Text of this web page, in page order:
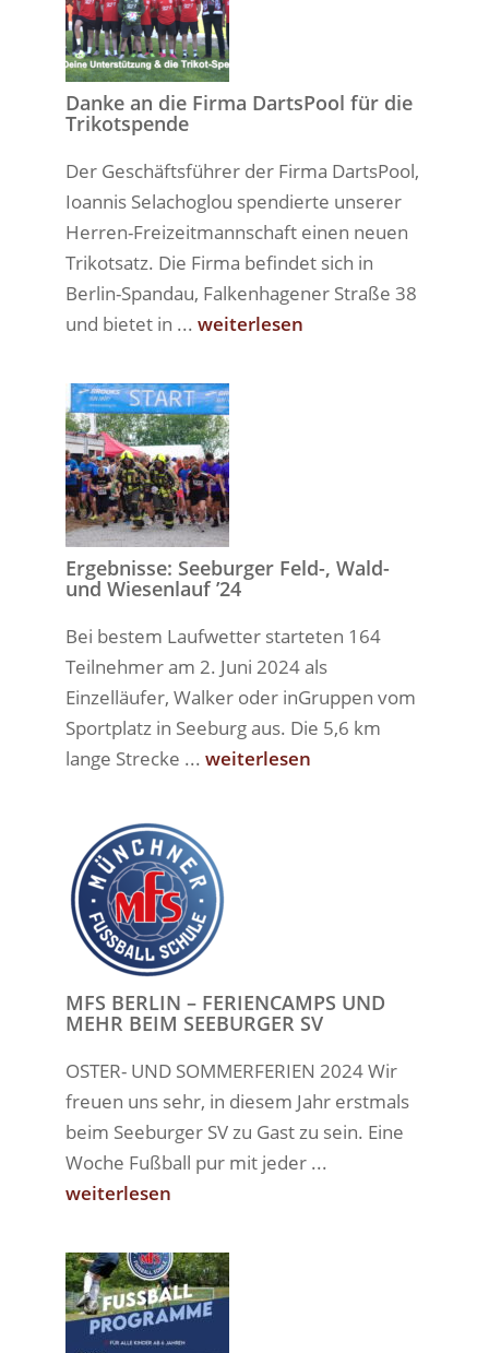
Danke an die Firma DartsPool für die
Trikotspende
Der Geschäftsführer der Firma DartsPool,
Ioannis Selachoglou spendierte unserer
Herren-Freizeitmannschaft einen neuen
Trikotsatz. Die Firma befindet sich in
Berlin-Spandau, Falkenhagener Straße 38
und bietet in ... weiterlesen
Ergebnisse: Seeburger Feld-, Wald-
und Wiesenlauf ’24
Bei bestem Laufwetter starteten 164
Teilnehmer am 2. Juni 2024 als
Einzelläufer, Walker oder inGruppen vom
Sportplatz in Seeburg aus. Die 5,6 km
lange Strecke ... weiterlesen
MFS BERLIN – FERIENCAMPS UND
MEHR BEIM SEEBURGER SV
OSTER- UND SOMMERFERIEN 2024 Wir
freuen uns sehr, in diesem Jahr erstmals
beim Seeburger SV zu Gast zu sein. Eine
Woche Fußball pur mit jeder ...
weiterlesen